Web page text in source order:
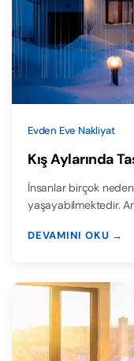
Evden Eve Nakliyat
Kış Aylarında
İnsanlar birçok
yaşayabilmektedir.
DEVAMINI OKU →